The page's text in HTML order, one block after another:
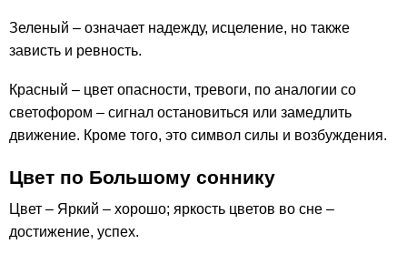
Зеленый – означает надежду, исцеление, но также
зависть и ревность.
Красный – цвет опасности, тревоги, по аналогии со
светофором – сигнал остановиться или замедлить
движение. Кроме того, это символ силы и возбуждения.
Цвет по Большому соннику
Цвет – Яркий – хорошо; яркость цветов во сне –
достижение, успех.